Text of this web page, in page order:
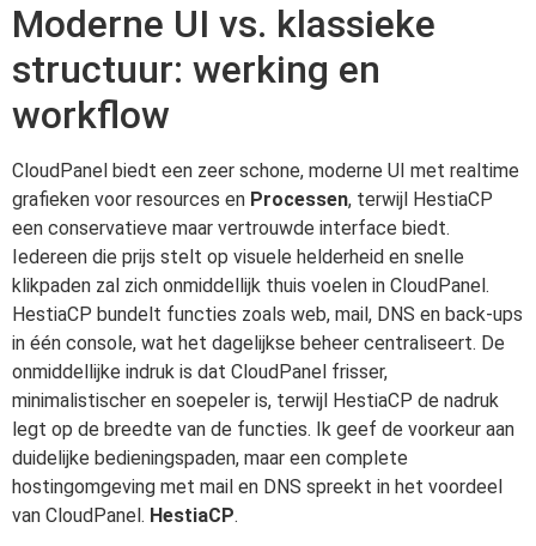
Moderne UI vs. klassieke
structuur: werking en
workflow
CloudPanel biedt een zeer schone, moderne UI met realtime
grafieken voor resources en Processen, terwijl HestiaCP
een conservatieve maar vertrouwde interface biedt.
Iedereen die prijs stelt op visuele helderheid en snelle
klikpaden zal zich onmiddellijk thuis voelen in CloudPanel.
HestiaCP bundelt functies zoals web, mail, DNS en back-ups
in één console, wat het dagelijkse beheer centraliseert. De
onmiddellijke indruk is dat CloudPanel frisser,
minimalistischer en soepeler is, terwijl HestiaCP de nadruk
legt op de breedte van de functies. Ik geef de voorkeur aan
duidelijke bedieningspaden, maar een complete
hostingomgeving met mail en DNS spreekt in het voordeel
van CloudPanel. HestiaCP.